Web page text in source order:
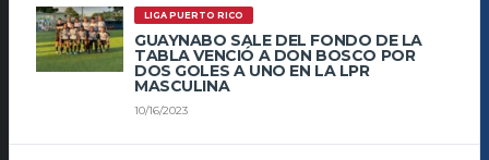
LIGA PUERTO RICO
GUAYNABO SALE DEL FONDO DE LA
TABLA VENCIÓ A DON BOSCO POR
DOS GOLES A UNO EN LA LPR
MASCULINA
10/16/2023